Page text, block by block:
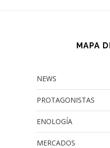
MAPA
NEWS
PROTAGONISTAS
ENOLOGÍA
MERCADOS